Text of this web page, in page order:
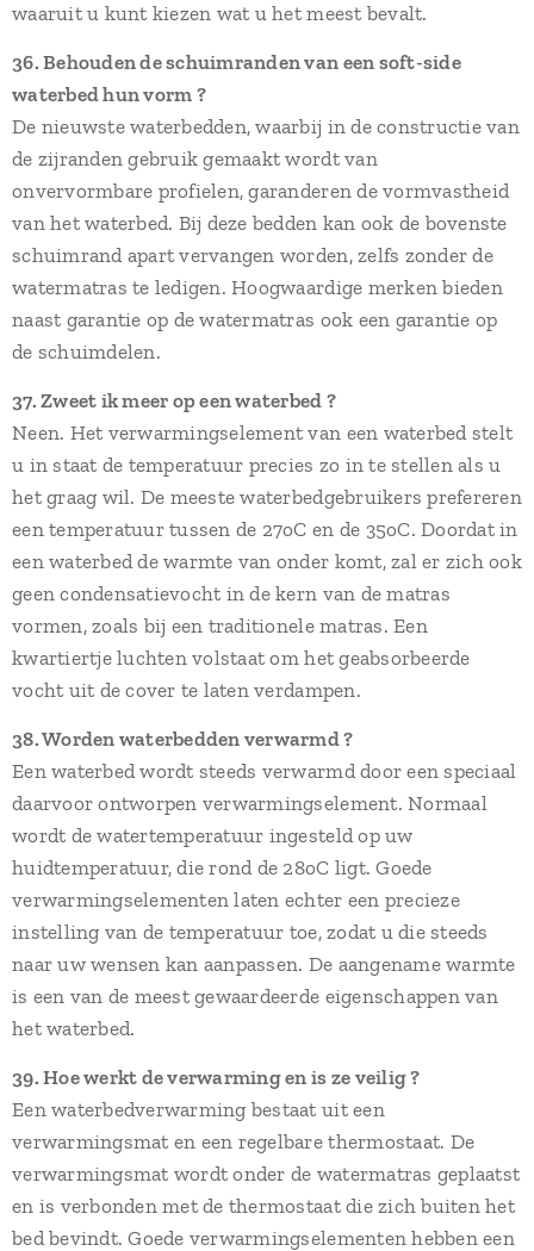
waaruit u kunt kiezen wat u het meest bevalt.
36. Behouden de schuimranden van een soft-side
waterbed hun vorm ?
De nieuwste waterbedden, waarbij in de constructie van
de zijranden gebruik gemaakt wordt van
onvervormbare profielen, garanderen de vormvastheid
van het waterbed. Bij deze bedden kan ook de bovenste
schuimrand apart vervangen worden, zelfs zonder de
watermatras te ledigen. Hoogwaardige merken bieden
naast garantie op de watermatras ook een garantie op
de schuimdelen.
37. Zweet ik meer op een waterbed ?
Neen. Het verwarmingselement van een waterbed stelt
u in staat de temperatuur precies zo in te stellen als u
het graag wil. De meeste waterbedgebruikers prefereren
een temperatuur tussen de 27oC en de 35oC. Doordat in
een waterbed de warmte van onder komt, zal er zich ook
geen condensatievocht in de kern van de matras
vormen, zoals bij een traditionele matras. Een
kwartiertje luchten volstaat om het geabsorbeerde
vocht uit de cover te laten verdampen.
38. Worden waterbedden verwarmd ?
Een waterbed wordt steeds verwarmd door een speciaal
daarvoor ontworpen verwarmingselement. Normaal
wordt de watertemperatuur ingesteld op uw
huidtemperatuur, die rond de 28oC ligt. Goede
verwarmingselementen laten echter een precieze
instelling van de temperatuur toe, zodat u die steeds
naar uw wensen kan aanpassen. De aangename warmte
is een van de meest gewaardeerde eigenschappen van
het waterbed.
39. Hoe werkt de verwarming en is ze veilig ?
Een waterbedverwarming bestaat uit een
verwarmingsmat en een regelbare thermostaat. De
verwarmingsmat wordt onder de watermatras geplaatst
en is verbonden met de thermostaat die zich buiten het
bed bevindt. Goede verwarmingselementen hebben een